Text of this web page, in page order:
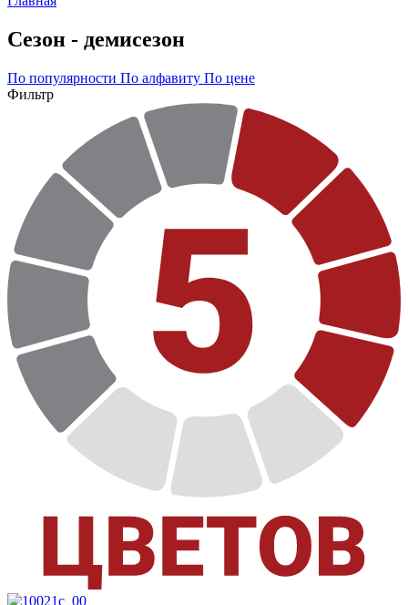
Сезон - демисезон
По популярности По алфавиту По цене
Фильтр